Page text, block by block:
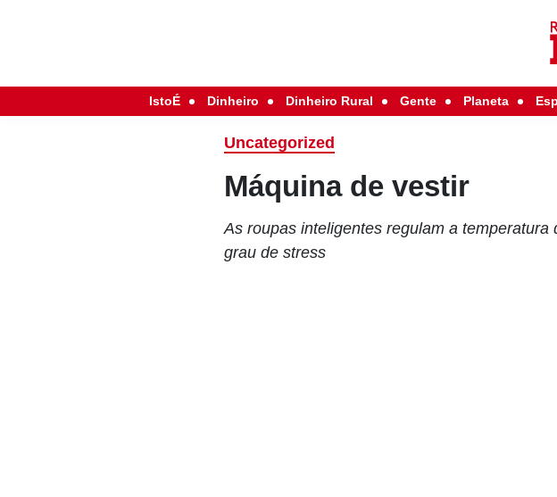
IstoÉ Dinheiro Dinheiro Rural Gente Planeta
Uncategorized
Máquina de vestir
As roupas inteligentes regulam a
grau de stress